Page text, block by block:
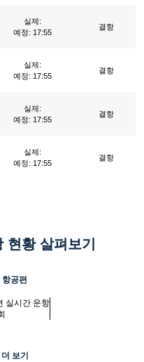
실제:
예정: 17:55
결항
실제:
예정: 17:55
결항
실제:
예정: 17:55
결항
실제:
예정: 17:55
결항
현황 살펴보기
항공편
실시간 운항
보기